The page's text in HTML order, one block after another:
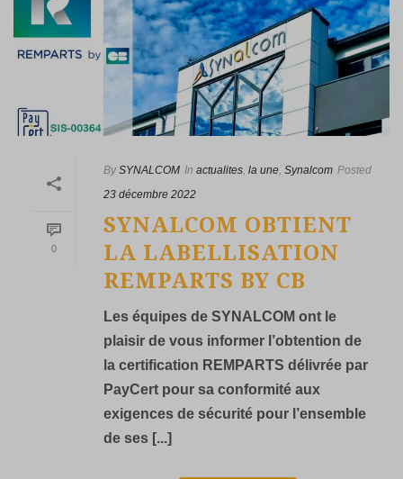
0
By SYNALCOM In actualites la une Synalcom Posted
23 décembre 2022
SYNALCOM OBTIENT
LA LABELLISATION
REMPARTS BY CB
Les équipes de SYNALCOM ont le
plaisir de vous informer l’obtention de
la certification REMPARTS délivrée par
PayCert pour sa conformité aux
exigences de sécurité pour l’ensemble
de ses [...]